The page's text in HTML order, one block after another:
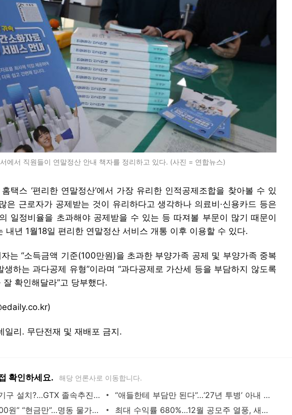
에서 직원들이 연말정산 안내 책자를 정리하고 있다. (사진 = 연합뉴스)
택스 ‘편리한 연말정산’에서 가장 유리한 인적공제조합을 찾아볼 수 있
은 근로자가 공제받는 것이 유리하다고 생각하나 의료비·신용카드 등은
일정비율을 초과해야 공제받을 수 있는 등 따져볼 부문이 많기 때문이
내년 1월18일 편리한 연말정산 서비스 개통 이후 이용할 수 있다.
는 “소득금액 기준(100만원)을 초과한 부양가족 공제 및 부양가족 중복
생하는 과다공제 유형”이라며 “과다공제로 가산세 등을 부담하지 않도록
잘 확인해달라”고 당부했다.
리. 무단전재 및 재배포 금지.
확인하세요. 해당 언론사로 이동합니다.
땅주인 몰래 환기구 설치?…GTX 졸속추진 논란
“애들한테 부담만 된다”…‘27년 투병’ 아내 살해한 남편 [그해 오늘]
“붕어빵 1개 4000원” “현금만”…명동 물가에 유학생 ‘경악’
최대 수익률 680%…12월 공모주 열풍, 새해에도 이어갈까